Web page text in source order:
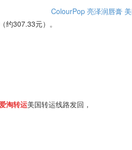
ColourPop 亮泽润唇膏
307.33元）。
淘转运美国转运线路发回，